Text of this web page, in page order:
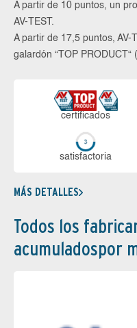
A partir de 10 puntos, un
AV-TEST.
A partir de 17,5 puntos, AV-
galardón “TOP PRODUCT“
certi­ficados
sa­tis­fac­to­ria
MÁS DETALLES
Todos los
acumuladospor